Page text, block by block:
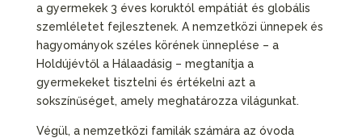
a gyermekek 3 éves koruktól empátiát és globális
szemléletet fejlesztenek. A nemzetközi ünnepek és
hagyományok széles körének ünneplése – a
Holdújévtől a Hálaadásig – megtanítja a
gyermekeket tisztelni és értékelni azt a
sokszínűséget, amely meghatározza világunkat.
Végül, a nemzetközi familák számára az óvoda